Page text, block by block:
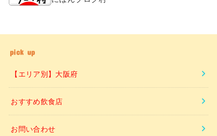
pick up
【エリア別】大阪府
おすすめ飲食店
お問い合わせ